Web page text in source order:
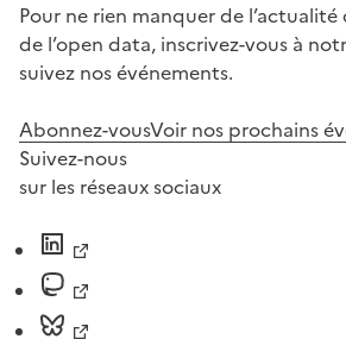
Pour ne rien manquer de
de l’open data, inscrivez-vous à
suivez nos événements.
Abonnez-vousVoir nos prochains
Suivez-nous
sur les réseaux sociaux